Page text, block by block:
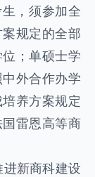
，须参加全
规定的全部
；单硕士学
外合作办学
养方案规定
雷恩高等商
新商科建设